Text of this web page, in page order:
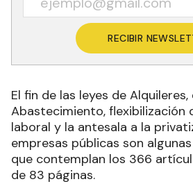
RECIBIR
El fin de las leyes de
Abastecimiento, flexibilización
laboral y la antesala a la
empresas públicas son
que contemplan los 366
de 83 páginas.